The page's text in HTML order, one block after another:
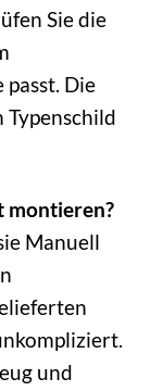
Sie die
passt. Die
Typenschild
montieren?
Manuell
und